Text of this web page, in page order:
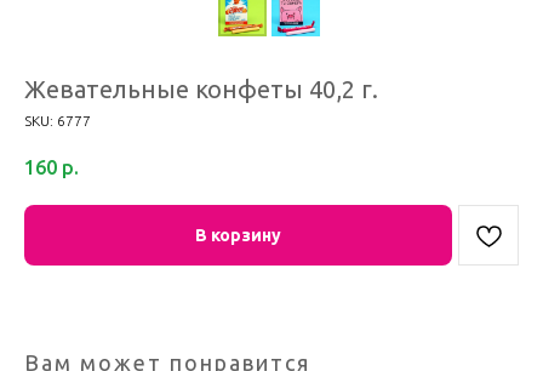
Жевательные конфеты 40,2 г.
SKU: 6777
160 р.
В корзину
Вам может понравится